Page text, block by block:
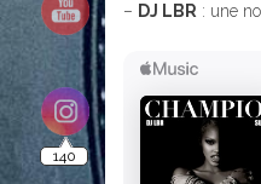
– DJ LBR : une